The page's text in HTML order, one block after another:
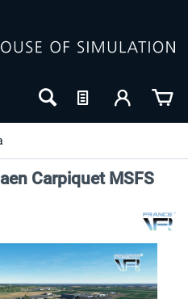
Carpiquet MSFS